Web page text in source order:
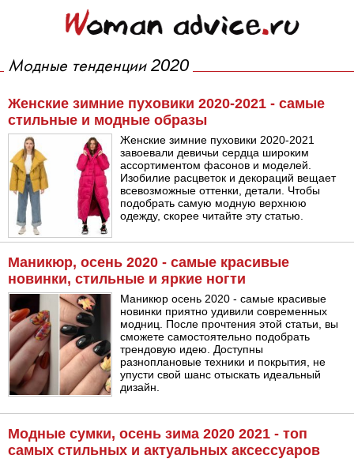
Модные тенденции 2020
Женские зимние пуховики 2020-2021 - самые
стильные и модные образы
Женские зимние пуховики 2020-2021
завоевали девичьи сердца широким
ассортиментом фасонов и моделей.
Изобилие расцветок и декораций вещает
всевозможные оттенки, детали. Чтобы
подобрать самую модную верхнюю
одежду, скорее читайте эту статью.
Маникюр, осень 2020 - самые красивые
новинки, стильные и яркие ногти
Маникюр осень 2020 - самые красивые
новинки приятно удивили современных
модниц. После прочтения этой статьи, вы
сможете самостоятельно подобрать
трендовую идею. Доступны
разноплановые техники и покрытия, не
упусти свой шанс отыскать идеальный
дизайн.
Модные сумки, осень зима 2020 2021 - топ
самых стильных и актуальных аксессуаров